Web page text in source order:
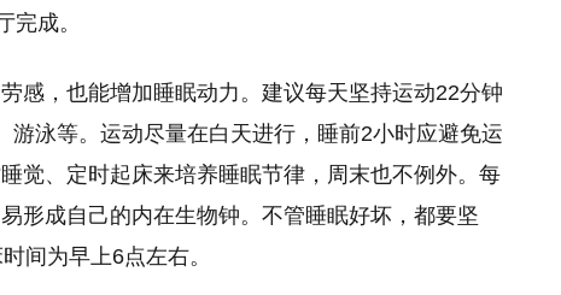
完成。
感，也能增加睡眠动力。建议每天坚持运动22分钟
泳等。运动尽量在白天进行，睡前2小时应避免运
觉、定时起床来培养睡眠节律，周末也不例外。每
形成自己的内在生物钟。不管睡眠好坏，都要坚
间为早上6点左右。